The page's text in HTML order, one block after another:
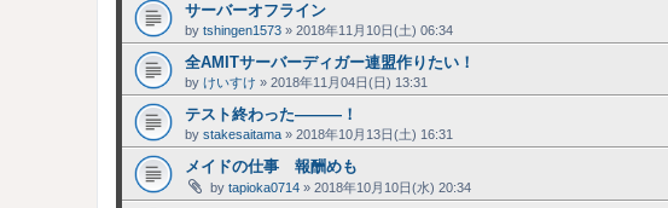
サーバーオフライン
by tshingen1573 » 2018年11月10日(土) 06:34
全AMITサーバーディガー連盟作りたい！
by けいすけ » 2018年11月04日(日) 13:31
テスト終わった―――！
by stakesaitama » 2018年10月13日(土) 16:31
メイドの仕事 報酬めも
by tapioka0714 » 2018年10月10日(水) 20:34